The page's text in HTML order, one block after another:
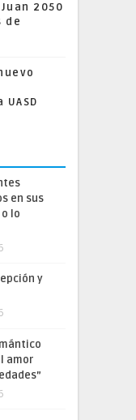
2050
de
en sus
lo
y
amor